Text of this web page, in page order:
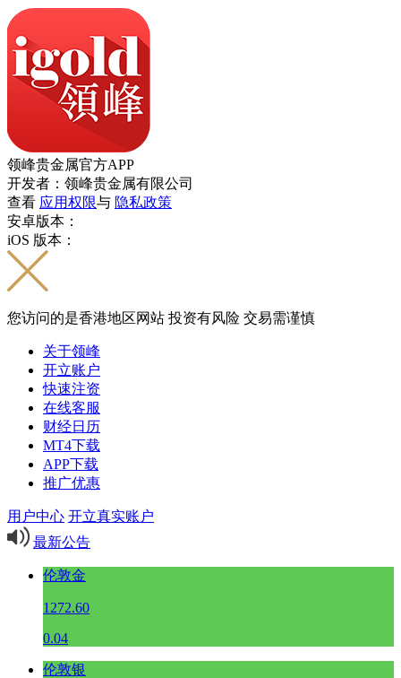
领峰贵金属官方APP
开发者：领峰贵金属有限公司
查看 应用权限与 隐私政策
安卓版本：
iOS 版本：
您访问的是香港地区网站 投资有风险 交易需谨慎
关于领峰
开立账户
快速注资
在线客服
财经日历
MT4下载
APP下载
推广优惠
用户中心 开立真实账户
最新公告
伦敦金
1272.60
0.04
伦敦银